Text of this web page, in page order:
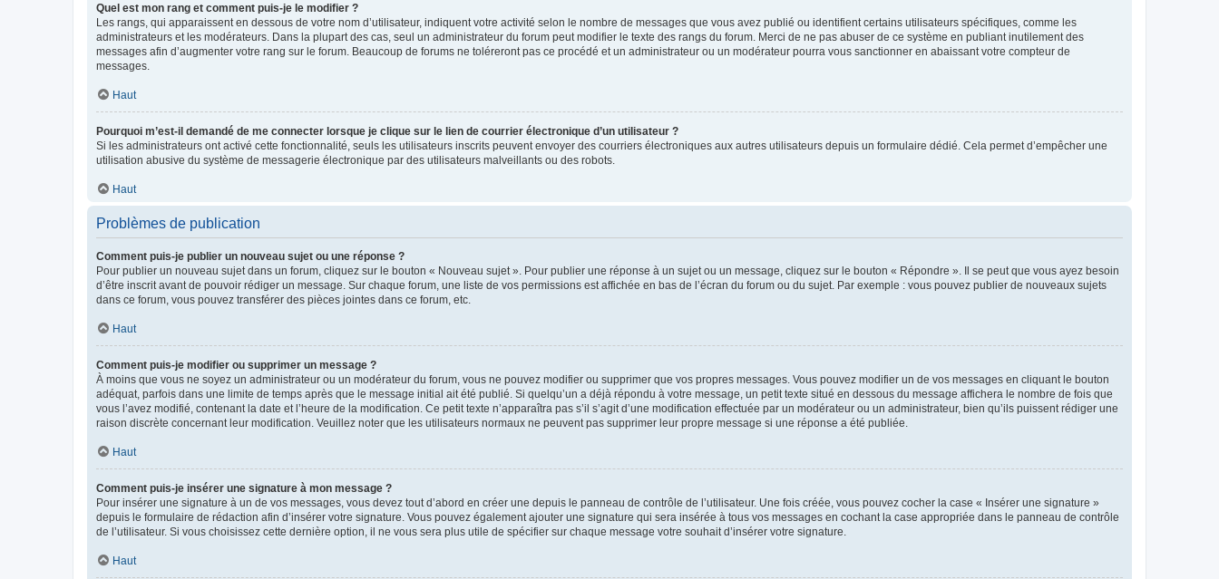
Quel est mon rang et comment puis-je le modifier ?
Les rangs, qui apparaissent en dessous de votre nom d’utilisateur, indiquent votre activité selon le nombre de messages que vous avez publié ou identifient certains utilisateurs spécifiques, comme les
administrateurs et les modérateurs. Dans la plupart des cas, seul un administrateur du forum peut modifier le texte des rangs du forum. Merci de ne pas abuser de ce système en publiant inutilement des
messages afin d’augmenter votre rang sur le forum. Beaucoup de forums ne toléreront pas ce procédé et un administrateur ou un modérateur pourra vous sanctionner en abaissant votre compteur de
messages.
Haut
Pourquoi m’est-il demandé de me connecter lorsque je clique sur le lien de courrier électronique d’un utilisateur ?
Si les administrateurs ont activé cette fonctionnalité, seuls les utilisateurs inscrits peuvent envoyer des courriers électroniques aux autres utilisateurs depuis un formulaire dédié. Cela permet d’empêcher une
utilisation abusive du système de messagerie électronique par des utilisateurs malveillants ou des robots.
Haut
Problèmes de publication
Comment puis-je publier un nouveau sujet ou une réponse ?
Pour publier un nouveau sujet dans un forum, cliquez sur le bouton « Nouveau sujet ». Pour publier une réponse à un sujet ou un message, cliquez sur le bouton « Répondre ». Il se peut que vous ayez besoin
d’être inscrit avant de pouvoir rédiger un message. Sur chaque forum, une liste de vos permissions est affichée en bas de l’écran du forum ou du sujet. Par exemple : vous pouvez publier de nouveaux sujets
dans ce forum, vous pouvez transférer des pièces jointes dans ce forum, etc.
Haut
Comment puis-je modifier ou supprimer un message ?
À moins que vous ne soyez un administrateur ou un modérateur du forum, vous ne pouvez modifier ou supprimer que vos propres messages. Vous pouvez modifier un de vos messages en cliquant le bouton
adéquat, parfois dans une limite de temps après que le message initial ait été publié. Si quelqu’un a déjà répondu à votre message, un petit texte situé en dessous du message affichera le nombre de fois que
vous l’avez modifié, contenant la date et l’heure de la modification. Ce petit texte n’apparaîtra pas s’il s’agit d’une modification effectuée par un modérateur ou un administrateur, bien qu’ils puissent rédiger une
raison discrète concernant leur modification. Veuillez noter que les utilisateurs normaux ne peuvent pas supprimer leur propre message si une réponse a été publiée.
Haut
Comment puis-je insérer une signature à mon message ?
Pour insérer une signature à un de vos messages, vous devez tout d’abord en créer une depuis le panneau de contrôle de l’utilisateur. Une fois créée, vous pouvez cocher la case « Insérer une signature »
depuis le formulaire de rédaction afin d’insérer votre signature. Vous pouvez également ajouter une signature qui sera insérée à tous vos messages en cochant la case appropriée dans le panneau de contrôle
de l’utilisateur. Si vous choisissez cette dernière option, il ne vous sera plus utile de spécifier sur chaque message votre souhait d’insérer votre signature.
Haut